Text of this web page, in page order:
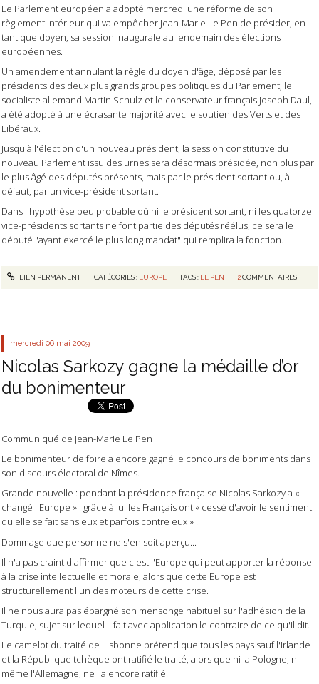
Le Parlement européen a adopté mercredi une réforme de son
règlement intérieur qui va empêcher Jean-Marie Le Pen de présider, en
tant que doyen, sa session inaugurale au lendemain des élections
européennes.
Un amendement annulant la règle du doyen d'âge, déposé par les
présidents des deux plus grands groupes politiques du Parlement, le
socialiste allemand Martin Schulz et le conservateur français Joseph Daul,
a été adopté à une écrasante majorité avec le soutien des Verts et des
Libéraux.
Jusqu'à l'élection d'un nouveau président, la session constitutive du
nouveau Parlement issu des urnes sera désormais présidée, non plus par
le plus âgé des députés présents, mais par le président sortant ou, à
défaut, par un vice-président sortant.
Dans l'hypothèse peu probable où ni le président sortant, ni les quatorze
vice-présidents sortants ne font partie des députés réélus, ce sera le
député "ayant exercé le plus long mandat" qui remplira la fonction.
LIEN PERMANENT CATÉGORIES : EUROPE TAGS : LE PEN 2 COMMENTAIRES
mercredi 06 mai 2009
Nicolas Sarkozy gagne la médaille d’or
du bonimenteur
Communiqué de Jean-Marie Le Pen
Le bonimenteur de foire a encore gagné le concours de boniments dans
son discours électoral de Nîmes.
Grande nouvelle : pendant la présidence française Nicolas Sarkozy a «
changé l'Europe » : grâce à lui les Français ont « cessé d'avoir le sentiment
qu'elle se fait sans eux et parfois contre eux » !
Dommage que personne ne s'en soit aperçu...
Il n'a pas craint d'affirmer que c'est l'Europe qui peut apporter la réponse
à la crise intellectuelle et morale, alors que cette Europe est
structurellement l'un des moteurs de cette crise.
Il ne nous aura pas épargné son mensonge habituel sur l'adhésion de la
Turquie, sujet sur lequel il fait avec application le contraire de ce qu'il dit.
Le camelot du traité de Lisbonne prétend que tous les pays sauf l'Irlande
et la République tchèque ont ratifié le traité, alors que ni la Pologne, ni
même l'Allemagne, ne l'a encore ratifié.